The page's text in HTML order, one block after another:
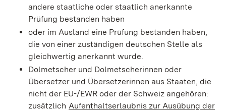
andere staatliche oder staatlich anerkannte
Prüfung bestanden haben
oder im Ausland eine Prüfung bestanden haben,
die von einer zuständigen deutschen Stelle als
gleichwertig anerkannt wurde.
Dolmetscher und Dolmetscherinnen oder
Übersetzer und Übersetzerinnen aus Staaten, die
nicht der EU-/EWR oder der Schweiz angehören:
zusätzlich Aufenthaltserlaubnis zur Ausübung der